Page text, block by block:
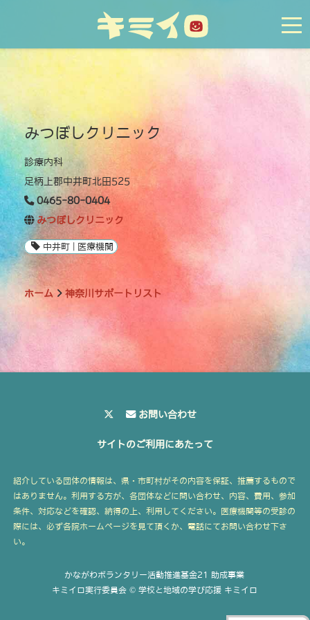
みつぼしクリニック
診療内科
足柄上郡中井町北田525
0465-80-0404
みつぼしクリニック
中井町 | 医療機関
ホーム 神奈川サポートリスト
お問い合わせ
サイトのご利用にあたって
紹介している団体の情報は、県・市町村がその内容を保証、推薦するもので
はありません。利用する方が、各団体などに問い合わせ、内容、費用、参加
条件、対応などを確認、納得の上、利用してください。医療機関等の受診の
際には、必ず各院ホームページを見て頂くか、電話にてお問い合わせ下さ
い。
かながわボランタリー活動推進基金21 助成事業
キミイロ実行委員会 © 学校と地域の学び応援 キミイロ